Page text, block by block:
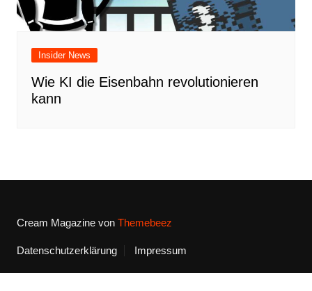
Insider News
Wie KI die Eisenbahn revolutionieren
kann
Cream Magazine von Themebeez
Datenschutzerklärung Impressum